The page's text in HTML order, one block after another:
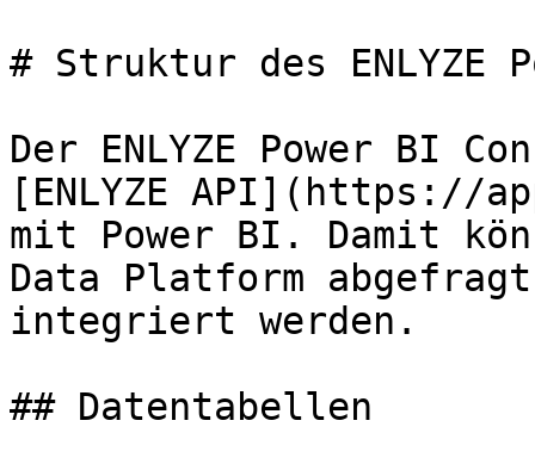
# Struktur des ENLYZE
Der ENLYZE Power BI
[ENLYZE API](https://
mit Power BI. Damit
Data Platform
integriert werden.
## Datentabellen